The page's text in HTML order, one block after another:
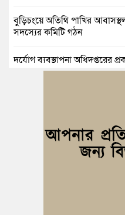
বুড়িচংয়ে অতিথি পাখির
সদস্যের কমিটি গঠন
দুর্যোগ ব্যবস্থাপনা অধিদপ্তরের
জুলাই অভ্যুত্থানের দ্বিতীয়
আবারও নারী ইউএনও পেল